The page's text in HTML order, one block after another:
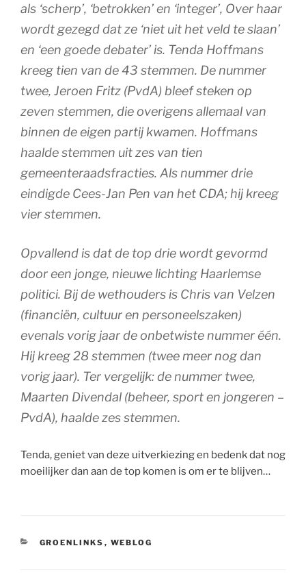
als ‘scherp’, ‘betrokken’ en ‘integer’, Over haar
wordt gezegd dat ze ‘niet uit het veld te slaan’
en ‘een goede debater’ is. Tenda Hoffmans
kreeg tien van de 43 stemmen. De nummer
twee, Jeroen Fritz (PvdA) bleef steken op
zeven stemmen, die overigens allemaal van
binnen de eigen partij kwamen. Hoffmans
haalde stemmen uit zes van tien
gemeenteraadsfracties. Als nummer drie
eindigde Cees-Jan Pen van het CDA; hij kreeg
vier stemmen.
Opvallend is dat de top drie wordt gevormd
door een jonge, nieuwe lichting Haarlemse
politici. Bij de wethouders is Chris van Velzen
(financiën, cultuur en personeelszaken)
evenals vorig jaar de onbetwiste nummer één.
Hij kreeg 28 stemmen (twee meer nog dan
vorig jaar). Ter vergelijk: de nummer twee,
Maarten Divendal (beheer, sport en jongeren –
PvdA), haalde zes stemmen.
Tenda, geniet van deze uitverkiezing en bedenk dat nog
moeilijker dan aan de top komen is om er te blijven…
CATEGORIEËN
GROENLINKS , WEBLOG